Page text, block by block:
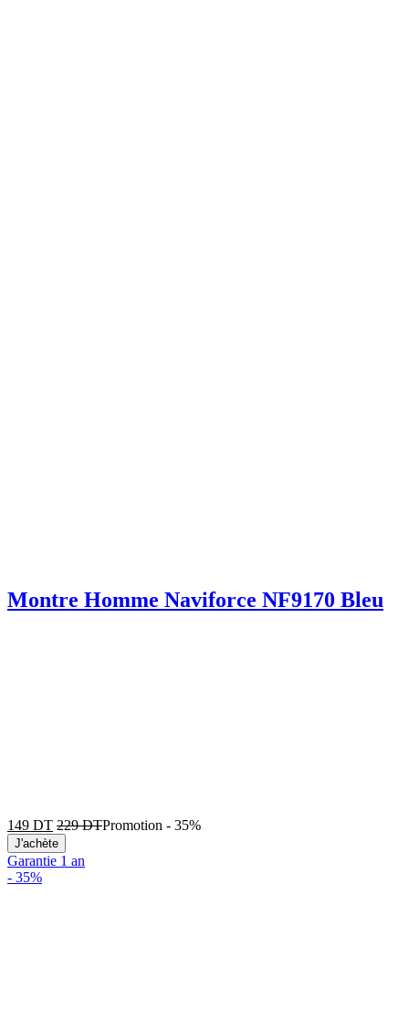
Montre Homme Naviforce NF9170 Bleu
149 DT 229DTPromotion - 35%
J'achète
Garantie 1 an
- 35%